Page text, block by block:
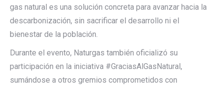
gas natural es una solución concreta para avanzar hacia la
descarbonización, sin sacrificar el desarrollo ni el
bienestar de la población.
Durante el evento, Naturgas también oficializó su
participación en la iniciativa #GraciasAlGasNatural,
sumándose a otros gremios comprometidos con